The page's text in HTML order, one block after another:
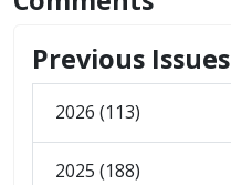
Previous Issues
2026 (113)
2025 (188)